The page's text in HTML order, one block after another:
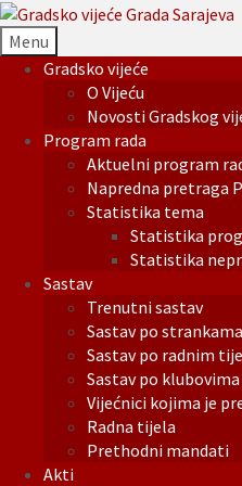
Menu
Gradsko vijeće
O Vijeću
Novosti Gradskog
Program rada
Aktuelni program
Napredna pretraga
Statistika tema
Statistika
Statistika
Sastav
Trenutni sastav
Sastav po strankama
Sastav po radnim
Sastav po klubovima
Vijećnici kojima je
Radna tijela
Prethodni mandati
Akti